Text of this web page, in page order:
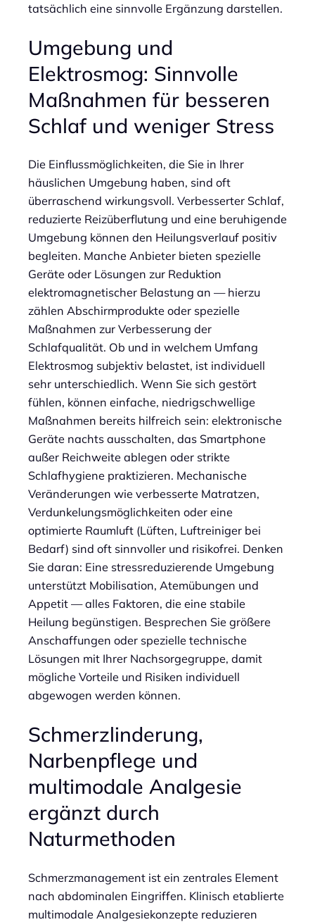
tatsächlich eine sinnvolle Ergänzung darstellen.
Umgebung und
Elektrosmog: Sinnvolle
Maßnahmen für besseren
Schlaf und weniger Stress
Die Einflussmöglichkeiten, die Sie in Ihrer
häuslichen Umgebung haben, sind oft
überraschend wirkungsvoll. Verbesserter Schlaf,
reduzierte Reizüberflutung und eine beruhigende
Umgebung können den Heilungsverlauf positiv
begleiten. Manche Anbieter bieten spezielle
Geräte oder Lösungen zur Reduktion
elektromagnetischer Belastung an — hierzu
zählen Abschirmprodukte oder spezielle
Maßnahmen zur Verbesserung der
Schlafqualität. Ob und in welchem Umfang
Elektrosmog subjektiv belastet, ist individuell
sehr unterschiedlich. Wenn Sie sich gestört
fühlen, können einfache, niedrigschwellige
Maßnahmen bereits hilfreich sein: elektronische
Geräte nachts ausschalten, das Smartphone
außer Reichweite ablegen oder strikte
Schlafhygiene praktizieren. Mechanische
Veränderungen wie verbesserte Matratzen,
Verdunkelungsmöglichkeiten oder eine
optimierte Raumluft (Lüften, Luftreiniger bei
Bedarf) sind oft sinnvoller und risikofrei. Denken
Sie daran: Eine stressreduzierende Umgebung
unterstützt Mobilisation, Atemübungen und
Appetit — alles Faktoren, die eine stabile
Heilung begünstigen. Besprechen Sie größere
Anschaffungen oder spezielle technische
Lösungen mit Ihrer Nachsorgegruppe, damit
mögliche Vorteile und Risiken individuell
abgewogen werden können.
Schmerzlinderung,
Narbenpflege und
multimodale Analgesie
ergänzt durch
Naturmethoden
Schmerzmanagement ist ein zentrales Element
nach abdominalen Eingriffen. Klinisch etablierte
multimodale Analgesiekonzepte reduzieren